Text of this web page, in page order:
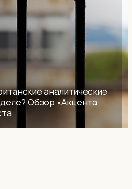
аналитические
Обзор «Акцента